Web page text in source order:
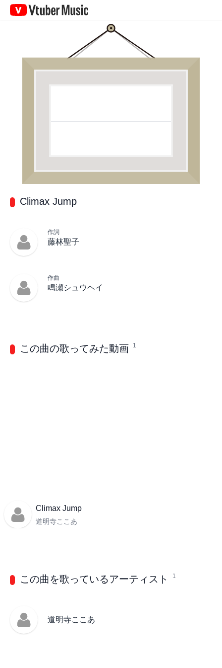
Vtuber
Climax Jump
作詞
藤林聖子
作曲
鳴瀬シュウヘイ
この曲の歌ってみた動画 1
Climax Jump
道明寺ここあ
この曲を歌っているアーティスト 1
道明寺ここあ